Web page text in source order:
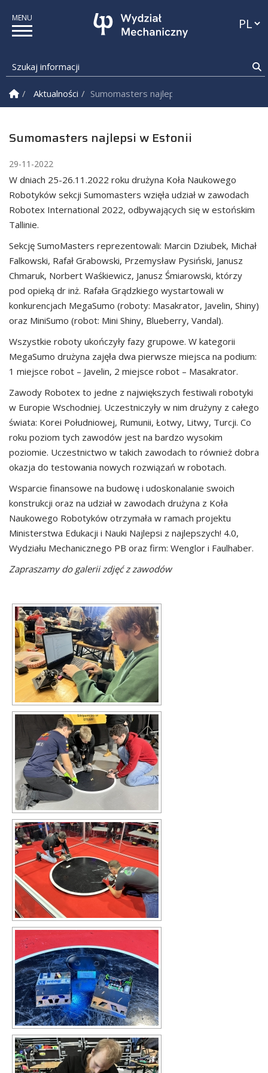
Szukaj informacji
Strona Główna
Aktualności Sumomasters najlepsi w Estonii
Sumomasters najlepsi w Estonii
29-11-2022
W dniach 25-26.11.2022 roku drużyna Koła Naukowego
Robotyków sekcji Sumomasters wzięła udział w zawodach
Robotex International 2022, odbywających się w estońskim
Tallinie.
Sekcję SumoMasters reprezentowali: Marcin Dziubek, Michał
Falkowski, Rafał Grabowski, Przemysław Pysiński, Janusz
Chmaruk, Norbert Waśkiewicz, Janusz Śmiarowski, którzy
pod opieką dr inż. Rafała Grądzkiego wystartowali w
konkurencjach MegaSumo (roboty: Masakrator, Javelin, Shiny)
oraz MiniSumo (robot: Mini Shiny, Blueberry, Vandal).
Wszystkie roboty ukończyły fazy grupowe. W kategorii
MegaSumo drużyna zajęła dwa pierwsze miejsca na podium:
1 miejsce robot – Javelin, 2 miejsce robot – Masakrator.
Zawody Robotex to jedne z największych festiwali robotyki
w Europie Wschodniej. Uczestniczyły w nim drużyny z całego
świata: Korei Południowej, Rumunii, Łotwy, Litwy, Turcji. Co
roku poziom tych zawodów jest na bardzo wysokim
poziomie. Uczestnictwo w takich zawodach to również dobra
okazja do testowania nowych rozwiązań w robotach.
Wsparcie finansowe na budowę i udoskonalanie swoich
konstrukcji oraz na udział w zawodach drużyna z Koła
Naukowego Robotyków otrzymała w ramach projektu
Ministerstwa Edukacji i Nauki Najlepsi z najlepszych! 4.0,
Wydziału Mechanicznego PB oraz firm: Wenglor i Faulhaber.
Zapraszamy do galerii zdjęć z zawodów